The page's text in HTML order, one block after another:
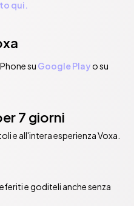
qui.
su Google Playo su
7 giorni
e all'intera esperienza Voxa.
e goditeli anche senza